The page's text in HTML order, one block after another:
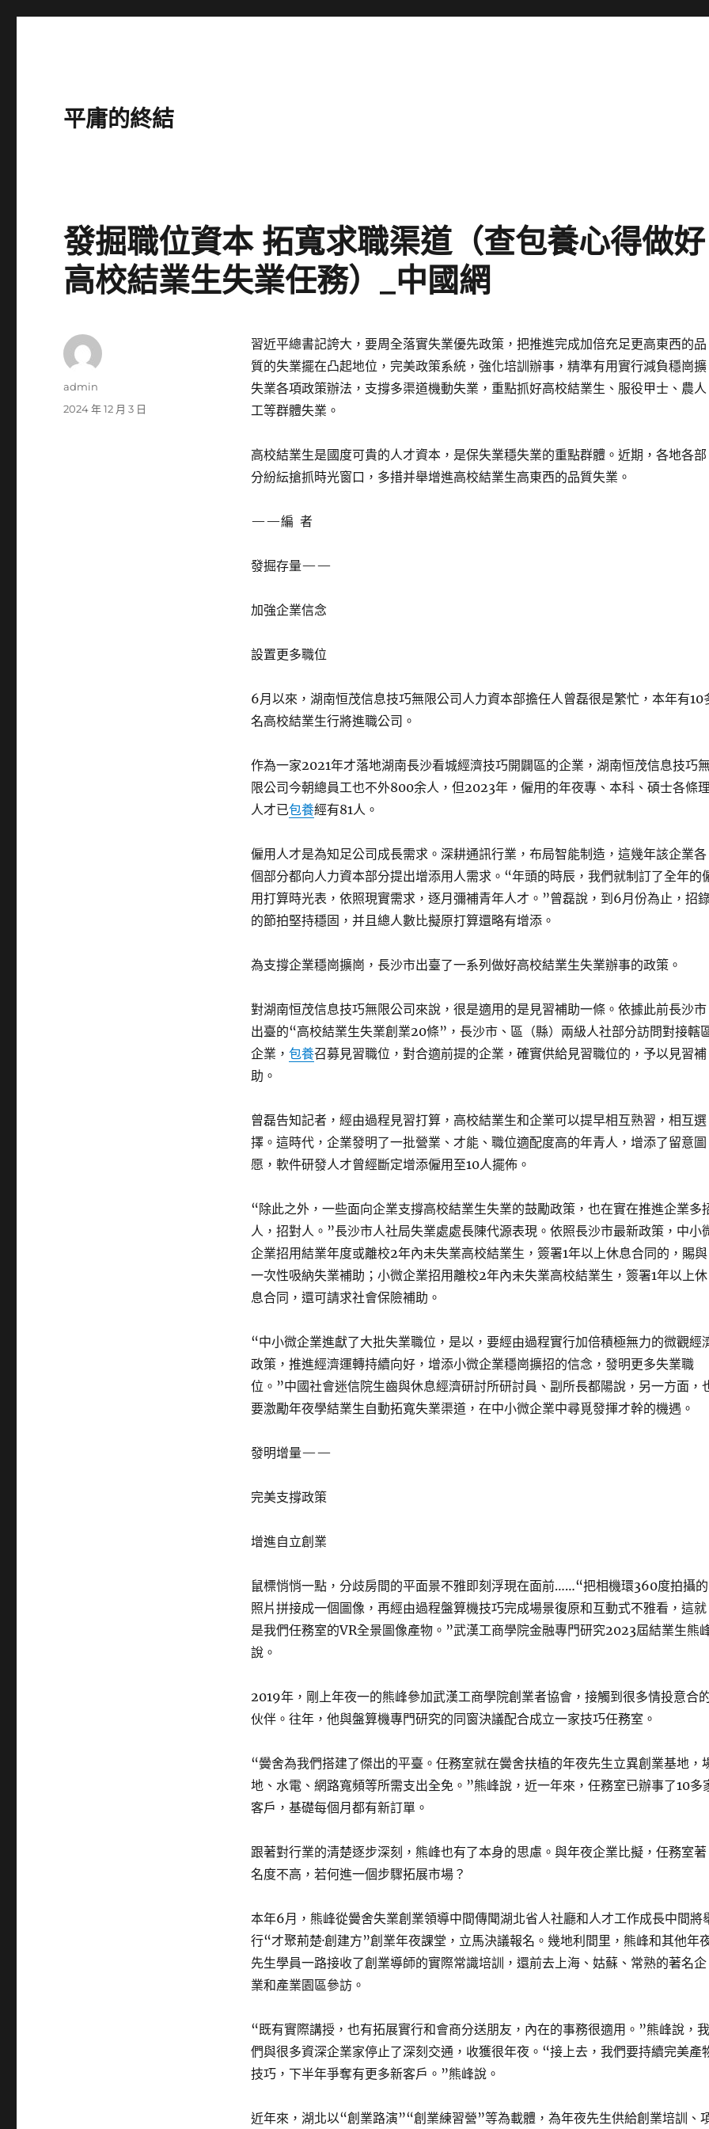
平庸的終結
發掘職位資本 拓寬求職渠道（查包養心得做好
高校結業生失業任務）_中國網
習近平總書記誇大，要周全落實失業優先政策，把推進完成加倍充足更高東西的品
質的失業擺在凸起地位，完美政策系統，強化培訓辦事，精準有用實行減負穩崗擴
失業各項政策辦法，支撐多渠道機動失業，重點抓好高校結業生、服役甲士、農人
工等群體失業。
高校結業生是國度可貴的人才資本，是保失業穩失業的重點群體。近期，各地各部
分紛紜搶抓時光窗口，多措并舉增進高校結業生高東西的品質失業。
——編 者
發掘存量——
加強企業信念
設置更多職位
6月以來，湖南恒茂信息技巧無限公司人力資本部擔任人曾磊很是繁忙，本年有10
名高校結業生行將進職公司。
作為一家2021年才落地湖南長沙看城經濟技巧開闢區的企業，湖南恒茂信息技巧無
限公司今朝總員工也不外800余人，但2023年，僱用的年夜專、本科、碩士各條理
人才已包養經有81人。
僱用人才是為知足公司成長需求。深耕通訊行業，布局智能制造，這幾年該企業各
個部分都向人力資本部分提出增添用人需求。“年頭的時辰，我們就制訂了全年的
用打算時光表，依照現實需求，逐月彌補青年人才。”曾磊說，到6月份為止，招
的節拍堅持穩固，并且總人數比擬原打算還略有增添。
為支撐企業穩崗擴崗，長沙市出臺了一系列做好高校結業生失業辦事的政策。
對湖南恒茂信息技巧無限公司來說，很是適用的是見習補助一條。依據此前長沙市
出臺的“高校結業生失業創業20條”，長沙市、區（縣）兩級人社部分訪問對接轄
企業， 包養召募見習職位，對合適前提的企業，確實供給見習職位的，予以見習補
助。
曾磊告知記者，經由過程見習打算，高校結業生和企業可以提早相互熟習，相互選
擇。這時代，企業發明了一批營業、才能、職位適配度高的年青人，增添了留意圖
愿，軟件研發人才曾經斷定增添僱用至10人擺佈。
“除此之外，一些面向企業支撐高校結業生失業的鼓勵政策，也在實在推進企業多
人，招對人。”長沙市人社局失業處處長陳代源表現。依照長沙市最新政策，中小
企業招用結業年度或離校2年內未失業高校結業生，簽署1年以上休息合同的，賜與
一次性吸納失業補助；小微企業招用離校2年內未失業高校結業生，簽署1年以上休
息合同，還可請求社會保險補助。
“中小微企業進獻了大批失業職位，是以，要經由過程實行加倍積極無力的微觀經
政策，推進經濟運轉持續向好，增添小微企業穩崗擴招的信念，發明更多失業職
位。”中國社會迷信院生齒與休息經濟研討所研討員、副所長都陽說，另一方面，
要激勵年夜學結業生自動拓寬失業渠道，在中小微企業中尋覓發揮才幹的機遇。
發明增量——
完美支撐政策
增進自立創業
鼠標悄悄一點，分歧房間的平面景不雅即刻浮現在面前……“把相機環360度拍攝的
照片拼接成一個圖像，再經由過程盤算機技巧完成場景復原和互動式不雅看，這就
是我們任務室的VR全景圖像產物。”武漢工商學院金融專門研究2023屆結業生熊
說。
2019年，剛上年夜一的熊峰參加武漢工商學院創業者協會，接觸到很多情投意合
伙伴。往年，他與盤算機專門研究的同窗決議配合成立一家技巧任務室。
“黌舍為我們搭建了傑出的平臺。任務室就在黌舍扶植的年夜先生立異創業基地，
地、水電、網路寬頻等所需支出全免。”熊峰說，近一年來，任務室已辦事了10多
客戶，基礎每個月都有新訂單。
跟著對行業的清楚逐步深刻，熊峰也有了本身的思慮。與年夜企業比擬，任務室著
名度不高，若何進一個步驟拓展市場？
本年6月，熊峰從黌舍失業創業領導中間傳聞湖北省人社廳和人才工作成長中間將
行“才聚荊楚·創建方”創業年夜課堂，立馬決議報名。幾地利間里，熊峰和其他年
先生學員一路接收了創業導師的實際常識培訓，還前去上海、姑蘇、常熟的著名企
業和產業園區參訪。
“既有實際講授，也有拓展實行和會商分送朋友，內在的事務很適用。”熊峰說，我
們與很多資深企業家停止了深刻交通，收獲很年夜。“接上去，我們要持續完美產
技巧，下半年爭奪有更多新客戶。”熊峰說。
近年來，湖北以“創業路演”“創業練習營”等為載體，為年夜先生供給創業培訓、
作
admin
發
2024 年 12 月 3 日